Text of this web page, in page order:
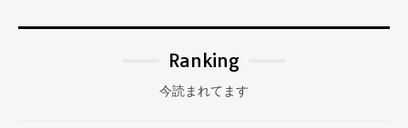
Ranking
今読まれてます